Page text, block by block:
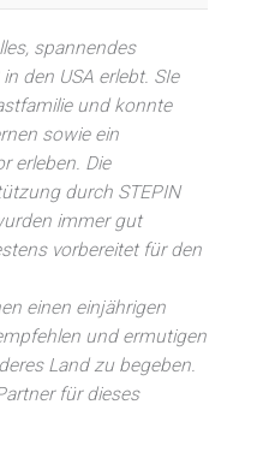
spannendes
den USA erlebt. SIe
und konnte
sowie ein
erleben. Die
durch STEPIN
immer gut
vorbereitet für den
einen einjährigen
und ermutigen
Land zu begeben.
für dieses